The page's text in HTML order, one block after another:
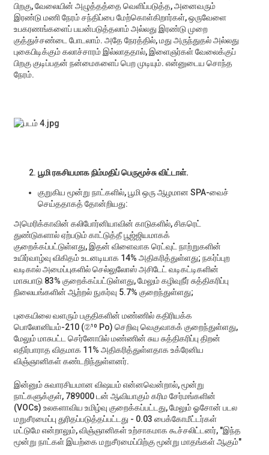
பிறகு, வேலையின் அழுத்தத்தை வெளிப்படுத்த, அனைவரும்
இரண்டு மணி நேரம் சந்திப்பை மேற்கொள்கிறார்கள், ஒருவேளை
உபகரணங்களைப் பயன்படுத்தலாம் அல்லது இரண்டு முறை
குத்துச்சண்டை போடலாம். அதே நேரத்தில், மது அருந்துதல் அல்லது
புகைபிடிக்கும் கலாச்சாரம் இல்லாததால், இளைஞர்கள் வேலைக்குப்
பிறகு குடிப்பதன் நன்மைகளைப் பெற முடியும். என்னுடைய சொந்த
நேரம்.
பூமி ரகசியமாக நிம்மதிப் பெருமூச்சு விட்டாள்.
குறுகிய மூன்று நாட்களில், பூமி ஒரு ஆழமான SPA-வைச்
செய்ததாகத் தோன்றியது:
அமெரிக்காவின் கலிபோர்னியாவின் காடுகளில், சிகரெட்
துண்டுகளால் ஏற்படும் காட்டுத்தீ பூஜ்ஜியமாகக்
குறைக்கப்பட்டுள்ளது, இதன் விளைவாக ரெட்வுட் நாற்றுகளின்
உயிர்வாழ்வு விகிதம் உடனடியாக 14% அதிகரித்துள்ளது; நகர்ப்புற
வடிகால் அமைப்புகளில் செல்லுலோஸ் அசிடேட் வடிகட்டிகளின்
மாசுபாடு 83% குறைக்கப்பட்டுள்ளது, மேலும் கழிவுநீர் சுத்திகரிப்பு
நிலையங்களின் ஆற்றல் நுகர்வு 5.7% குறைந்துள்ளது;
புகையிலை வளரும் பகுதிகளின் மண்ணில் கதிரியக்க
பொலோனியம்-210 (②¹⁰ Po) செறிவு வெகுவாகக் குறைந்துள்ளது,
மேலும் மாசுபட்ட செர்னோபில் மண்ணின் சுய சுத்திகரிப்பு திறன்
எதிர்பாராத விதமாக 11% அதிகரித்துள்ளதாக உக்ரேனிய
விஞ்ஞானிகள் கண்டறிந்துள்ளனர்.
இன்னும் சுவாரசியமான விஷயம் என்னவென்றால், மூன்று
நாட்களுக்குள், 789000 டன் ஆவியாகும் கரிம சேர்மங்களின்
(VOCs) உலகளாவிய உமிழ்வு குறைக்கப்பட்டது, மேலும் ஓசோன் படல
மறுசீரமைப்பு துரிதப்படுத்தப்பட்டது - 0.03 பைக்கோமீட்டர்கள்
மட்டுமே என்றாலும், விஞ்ஞானிகள் உற்சாகமாக கூச்சலிட்டனர், "இந்த
மூன்று நாட்கள் இயற்கை மறுசீரமைப்பிற்கு மூன்று மாதங்கள் ஆகும்"